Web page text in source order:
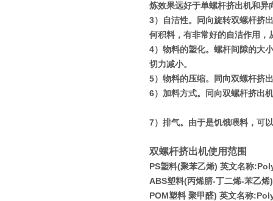
炼效果远好于单螺杆挤出机和异
3）自洁性。同向旋转双螺杆挤
何积料，有非常好的自洁作用
4）物料的塑化。螺杆间隙的大
切力减小。
5）物料的压缩。同向双螺杆挤
6）加料方式。同向双螺杆挤出
7）排气。由于是饥饿喂料，可
双螺杆挤出机使用范围
PS塑料(聚苯乙烯) 英文名称
ABS塑料(丙烯腈-丁二烯-苯乙烯)
POM塑料 聚甲醛) 英文名称